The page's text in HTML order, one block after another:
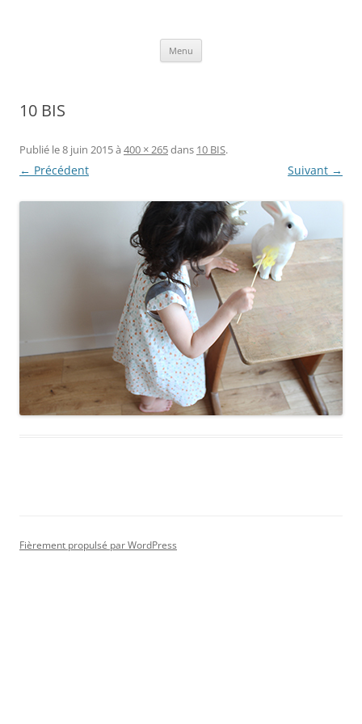
Menu
10 BIS
Publié le8 juin 2015à 400 × 265dans 10 BIS.
← Précédent Suivant →
Fièrement propulsé par WordPress